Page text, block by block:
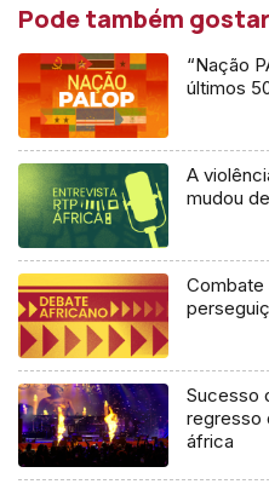
Pode também gostar
“Nação
últimos
A
mudou
Combate
Sucesso
regresso
áfrica